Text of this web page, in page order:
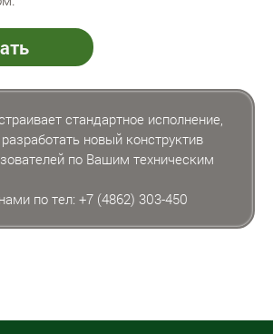
стандартное исполнение,
новый конструктив
по Вашим техническим
по тел: +7 (4862) 303-450